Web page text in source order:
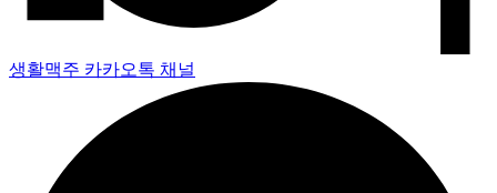
생활맥주 카카오톡 채널